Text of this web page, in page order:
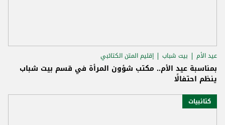
عيد الأم بيت شباب إقليم المتن الكتائبي
بمناسبة عيد الأم.. مكتب شؤون المرأة في قسم بيت شباب
ينظم احتفالًا
كتائبيات